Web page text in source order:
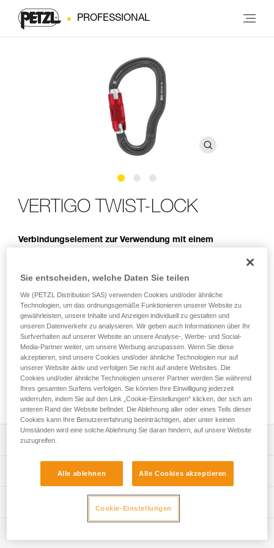
PROFESSIONAL
VERTIGO TWIST-LOCK
Verbindungselement zur Verwendung mit einem
Das VERTIGO TWIST-LOCK-Verbindungselement wird mit
hervorragende Handhabung und das automatische
Verriegelungssystem erleichtern das Ein-/Aushängen beim
Passieren von Zwischensicherungen. Die weite
Schnapperöffnung und das Keylock-System erleichtern sein
Einhängen. Der VERTIGO TWIST-LOCK kann mit dem
TANGA-Haltering kombiniert werden, um die Belastung des
Verbindungselements in der Längsachse zu favorisieren, ein
Verdrehen zu verhindern und zu gewährleisten, dass es eine
feste Einheit mit der ADJUST-Einstellvorrichtung bildet.
Leistungsverzeichnis
ADJUST- oder JANE-Verbindungsmittels.
Kann mit dem TANGA-Haltering kombiniert werden, um
die Belastung des Verbindungselements in der
Längsachse zu favorisieren, ein Verdrehen zu verhindern
Technische Spezifikationen
Material: Aluminium
Zertifizierung(en): CE EN 362 B, CE EN 12275 B, CE EN
conforme à la réglementation japonaise de protection
Gebrauchsanleitung
Sie entscheiden, welche Daten Sie teilen
Wir (PETZL Distribution SAS) verwenden Cookies und/oder ähnliche
Technologien, um das ordnungsgemäße Funktionieren unserer Website zu
gewährleisten, unsere Inhalte und Anzeigen individuell zu gestalten und
unseren Datenverkehr zu analysieren. Wir geben auch Informationen über Ihr
Surfverhalten auf unserer Website an unsere Analyse-, Werbe- und Social-
Media-Partner weiter, um unsere Werbung anzupassen. Wenn Sie diese
akzeptieren, sind unsere Cookies und/oder ähnliche Technologien nur auf
unserer Website aktiv und verfolgen Sie nicht auf andere Websites. Die
Cookies und/oder ähnliche Technologien unserer Partner werden Sie während
Ihres gesamten Surfens verfolgen. Sie können Ihre Einwilligung jederzeit
widerrufen, indem Sie auf den Link „Cookie-Einstellungen“ klicken, der sich am
unteren Rand der Website befindet. Die Ablehnung aller oder eines Teils dieser
Cookies kann Ihre Benutzererfahrung beeinträchtigen, aber unter keinen
Umständen wird eine solche Ablehnung Sie daran hindern, auf unsere Website
zuzugreifen.
Alle ablehnen Alle Cookies akzeptieren
Cookie-Einstellungen